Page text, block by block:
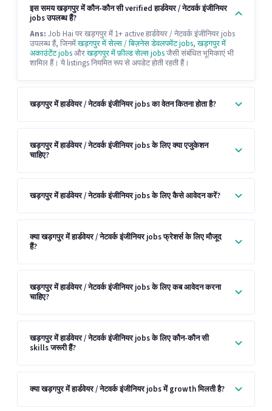
इस समय खड़गपुर में कौन-कौन सी verified हार्डवेयर / नेटवर्क इंजीनियर
jobs उपलब्ध हैं?
Ans: Job Hai पर खड़गपुर में 1+ active हार्डवेयर / नेटवर्क इंजीनियर jobs
उपलब्ध हैं, जिनमेंखड़गपुर में सेल्स / बिज़नेस डेवलपमेंट jobs,खड़गपुर में
अकाउंटेंट jobsऔरखड़गपुर में फ़ील्ड सेल्स jobsजैसी संबंधित भूमिकाएं भी
शामिल हैं। ये listings नियमित रूप से अपडेट होती रहती हैं।
खड़गपुर में हार्डवेयर / नेटवर्क इंजीनियर jobs का वेतन कितना होता है?
खड़गपुर में हार्डवेयर / नेटवर्क इंजीनियर jobs के लिए क्या एजुकेशन
चाहिए?
खड़गपुर में हार्डवेयर / नेटवर्क इंजीनियर jobs के लिए कैसे आवेदन करें?
क्या खड़गपुर में हार्डवेयर / नेटवर्क इंजीनियर jobs फ्रेशर्स के लिए मौजूद
हैं?
खड़गपुर में हार्डवेयर / नेटवर्क इंजीनियर jobs के लिए कब आवेदन करना
चाहिए?
खड़गपुर में हार्डवेयर / नेटवर्क इंजीनियर jobs के लिए कौन-कौन सी
skills जरूरी हैं?
क्या खड़गपुर में हार्डवेयर / नेटवर्क इंजीनियर jobs में growth मिलती है?